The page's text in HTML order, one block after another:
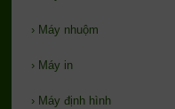
› Máy nhuộm
› Máy in
› Máy định hình